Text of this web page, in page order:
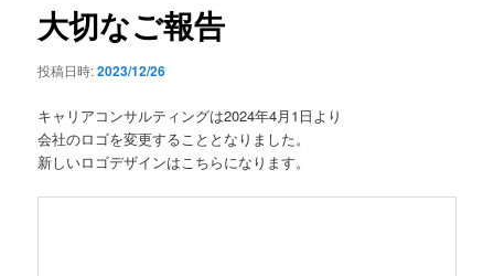
大切なご報告
投稿日時:2023/12/26
キャリアコンサルティングは2024年4月1日より
会社のロゴを変更することとなりました。
新しいロゴデザインはこちらになります。